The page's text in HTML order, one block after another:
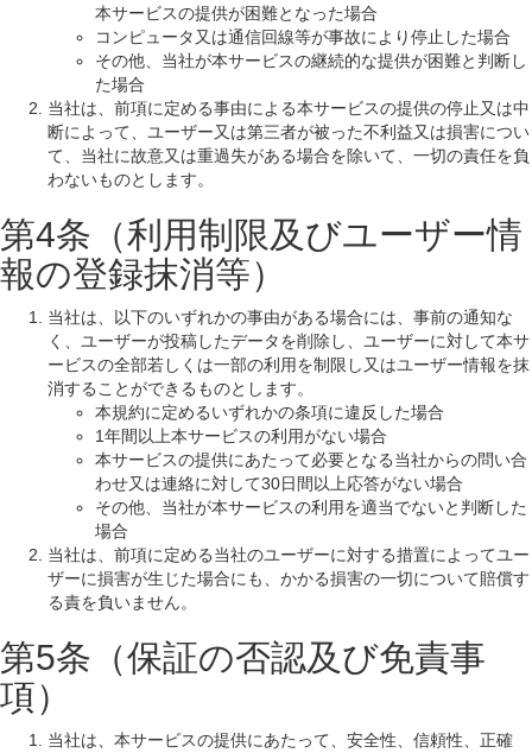
本サービスの提供が困難となった場合
コンピュータ又は通信回線等が事故により停止した場合
その他、当社が本サービスの継続的な提供が困難と判断し
た場合
当社は、前項に定める事由による本サービスの提供の停止又は中
断によって、ユーザー又は第三者が被った不利益又は損害につい
て、当社に故意又は重過失がある場合を除いて、一切の責任を負
わないものとします。
第4条（利用制限及びユーザー情
報の登録抹消等）
当社は、以下のいずれかの事由がある場合には、事前の通知な
く、ユーザーが投稿したデータを削除し、ユーザーに対して本サ
ービスの全部若しくは一部の利用を制限し又はユーザー情報を抹
消することができるものとします。
本規約に定めるいずれかの条項に違反した場合
1年間以上本サービスの利用がない場合
本サービスの提供にあたって必要となる当社からの問い合
わせ又は連絡に対して30日間以上応答がない場合
その他、当社が本サービスの利用を適当でないと判断した
場合
当社は、前項に定める当社のユーザーに対する措置によってユー
ザーに損害が生じた場合にも、かかる損害の一切について賠償す
る責を負いません。
第5条（保証の否認及び免責事
項）
当社は、本サービスの提供にあたって、安全性、信頼性、正確